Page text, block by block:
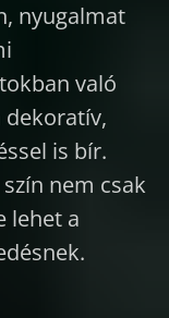
nyugalmat
való
dekoratív,
is bír.
nem csak
lehet a